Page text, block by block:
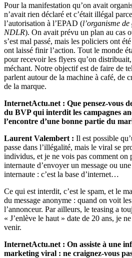
Pour la manifestation qu’on avait
n’avait rien déclaré et c’était illégal
l’autorisation à l’EPAD (l’organisme de
NDLR). On avait prévu un plan au cas
s’est mal passé, mais les policiers ont
ont laissé finir l’action. Tout le monde
pour recevoir les flyers qu’on
méchant. Notre objectif est de faire de
parlent autour de la machine à café, de
de la marque.
InternetActu.net : Que pensez-vous
du BVP qui interdit les campagnes
l’encontre d’une bonne partie du
Laurent Valembert : Il est possible
passe dans l’illégalité, mais le viral se
individus, et je ne vois pas comment on
internaute d’envoyer un message ou
internaute : c’est la base d’internet…
Ce qui est interdit, c’est le spam, et le
du message anonyme : quand on voit
l’annonceur. Par ailleurs, le teasing a
« J’enlève le haut » date de 20 ans, je
venir.
InternetActu.net : On assiste à une
marketing viral : ne craignez-vous